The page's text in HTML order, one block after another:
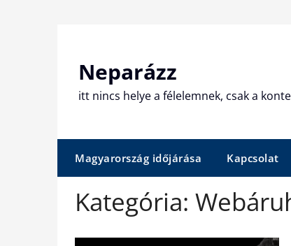
Neparázz
itt nincs helye a félelemnek, csak a
Magyarország időjárása Kapcsolat
Kategória: